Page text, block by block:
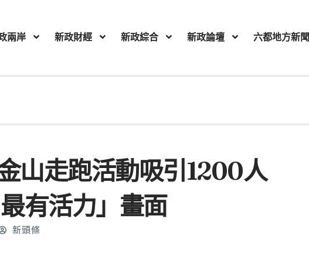
兩岸 新政財經 新政綜合 新政論壇 六都地方新聞
山走跑活動吸引1200人
有活力」畫面
新頭條